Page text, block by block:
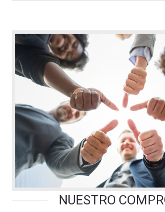
NUESTRO